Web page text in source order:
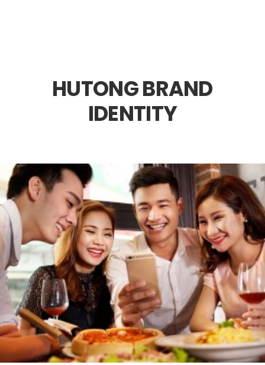
HUTONG BRAND
IDENTITY